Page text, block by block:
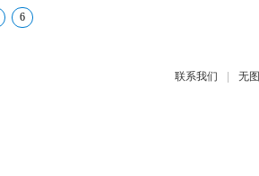
6
联系我们 | 无